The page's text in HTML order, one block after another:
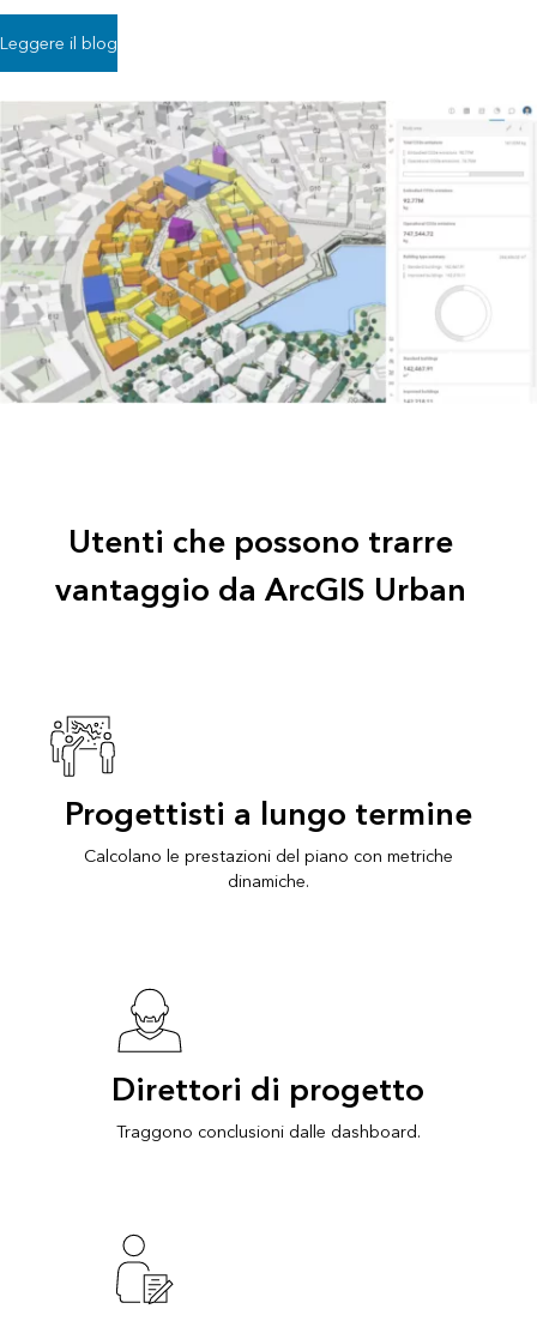
Leggere il blog
Utenti che possono trarre
vantaggio da ArcGIS Urban
Progettisti a lungo termine
Calcolano le prestazioni del piano con metriche
dinamiche.
Direttori di progetto
Traggono conclusioni dalle dashboard.